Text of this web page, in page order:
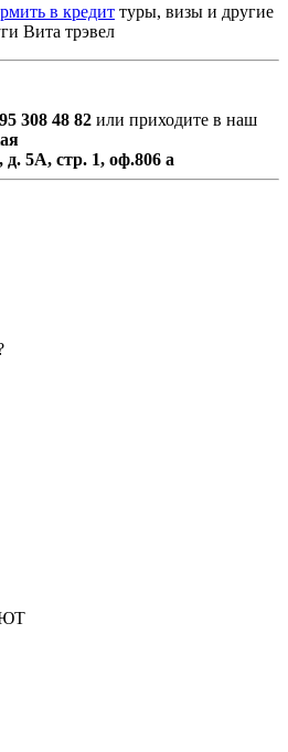
в кредит туры, визы и другие
Вита трэвел
308 48 82 или приходите в наш
5А, стр. 1, оф.806 а